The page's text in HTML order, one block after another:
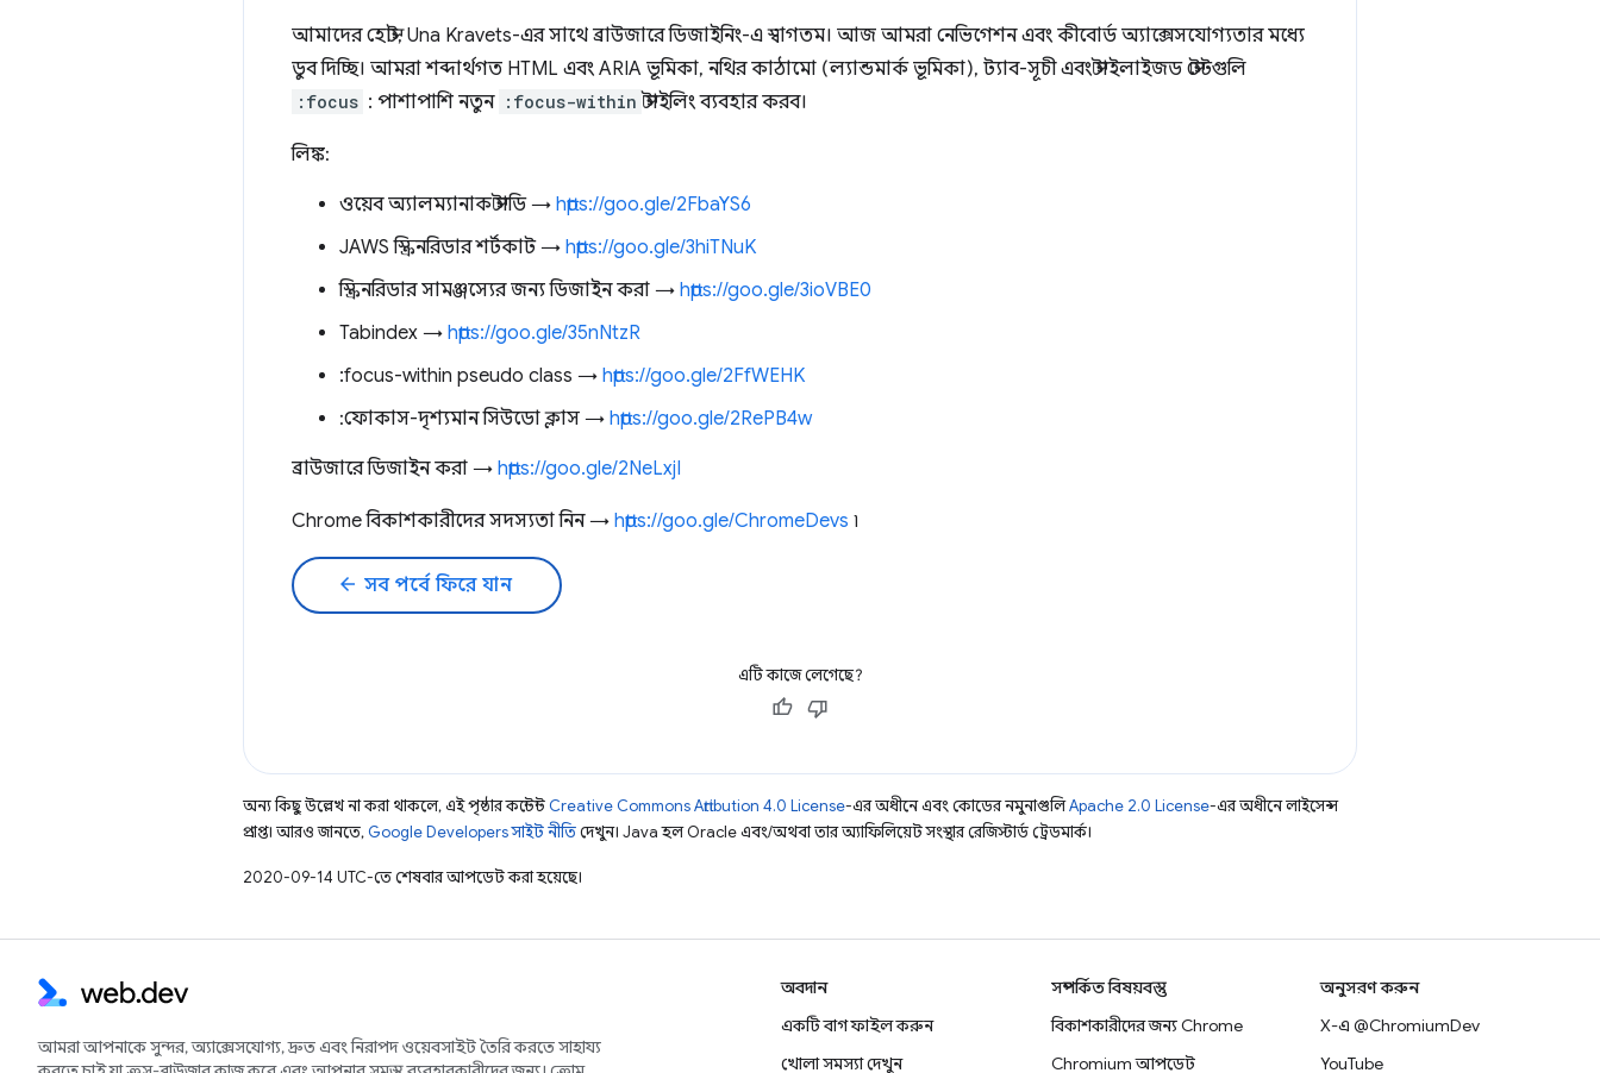
আমাদের হোস্ট, Una Kravets-এর সাথে ব্রাউজারে ডিজাইনিং-এ স্বাগতম। আজ আমরা নেভিগেশন এবং কীবোর্ড অ্যাক্সেসযোগ্যতার মধ্যে
ডুব দিচ্ছি। আমরা শব্দার্থগত HTML এবং ARIA ভূমিকা, নথির কাঠামো (ল্যান্ডমার্ক ভূমিকা), ট্যাব-সূচী এবং স্টাইলাইজড স্টেটগুলি
:focus : পাশাপাশি নতুন :focus-within স্টাইলিং ব্যবহার করব।
লিঙ্ক:
ওয়েব অ্যালম্যানাক স্টাডি → https://goo.gle/2FbaYS6
JAWS স্ক্রিনরিডার শর্টকাট → https://goo.gle/3hiTNuK
স্ক্রিনরিডার সামঞ্জস্যের জন্য ডিজাইন করা → https://goo.gle/3ioVBE0
Tabindex → ​​https://goo.gle/35nNtzR
:focus-within pseudo class → https://goo.gle/2FfWEHK
:ফোকাস-দৃশ্যমান সিউডো ক্লাস → https://goo.gle/2RePB4w
ব্রাউজারে ডিজাইন করা → https://goo.gle/2NeLxjI
Chrome বিকাশকারীদের সদস্যতা নিন → https://goo.gle/ChromeDevs ৷
arrow_back সব পর্বে ফিরে যান
এটি কাজে লেগেছে?
অন্য কিছু উল্লেখ না করা থাকলে, এই পৃষ্ঠার কন্টেন্ট Creative Commons Attribution 4.0 License-এর অধীনে এবং কোডের নমুনাগুলিApache 2.0 License-এর অধীনে লাইসেন্স
প্রাপ্ত। আরও জানতে, Google Developers সাইট নীতিদেখুন। Java হল Oracle এবং/অথবা তার অ্যাফিলিয়েট সংস্থার রেজিস্টার্ড ট্রেডমার্ক।
2020-09-14 UTC-তে শেষবার আপডেট করা হয়েছে।
আমরা আপনাকে সুন্দর, অ্যাক্সেসযোগ্য, দ্রুত এবং নিরাপদ ওয়েবসাইট তৈরি করতে সাহায্য
অবদান
একটি বাগ ফাইল করুন
খোলা সমস্যা দেখুন
সম্পর্কিত বিষয়বস্তু
বিকাশকারীদের জন্য Chrome
Chromium আপডেট
অনুসরণ করুন
X-এ @ChromiumDev
YouTube